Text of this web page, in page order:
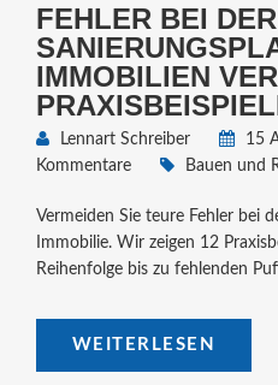
FEHLER BEI DER
IMMOBILIEN
Lennart Schreiber 15
Kommentare
Bauen und
Vermeiden Sie teure Fehler bei
Immobilie. Wir zeigen 12
Reihenfolge bis zu fehlenden
WEITERLESEN